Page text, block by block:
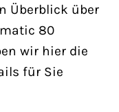
Überblick über
80
wir hier die
für Sie